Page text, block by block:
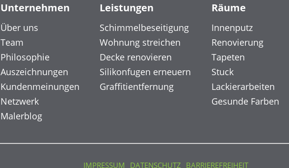
Unternehmen
Über uns
Team
Philosophie
Auszeichnungen
Kundenmeinungen
Netzwerk
Malerblog
Leistungen
Schimmelbeseitigung
Wohnung streichen
Decke renovieren
Silikonfugen erneuern
Graffitientfernung
Räume
Innenputz
Renovierung
Tapeten
Stuck
Lackierarbeiten
Gesunde Farben
IMPRESSUM DATENSCHUTZ BARRIEREFREIHEIT